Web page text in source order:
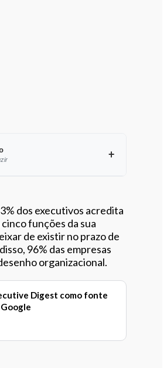
dos executivos acredita
funções da sua
de existir no prazo de
96% das empresas
organizacional.
Digest como fonte